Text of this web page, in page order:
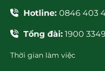
Hotline: 0846 403
Tổng đài: 1900 3349
Thời gian làm việc